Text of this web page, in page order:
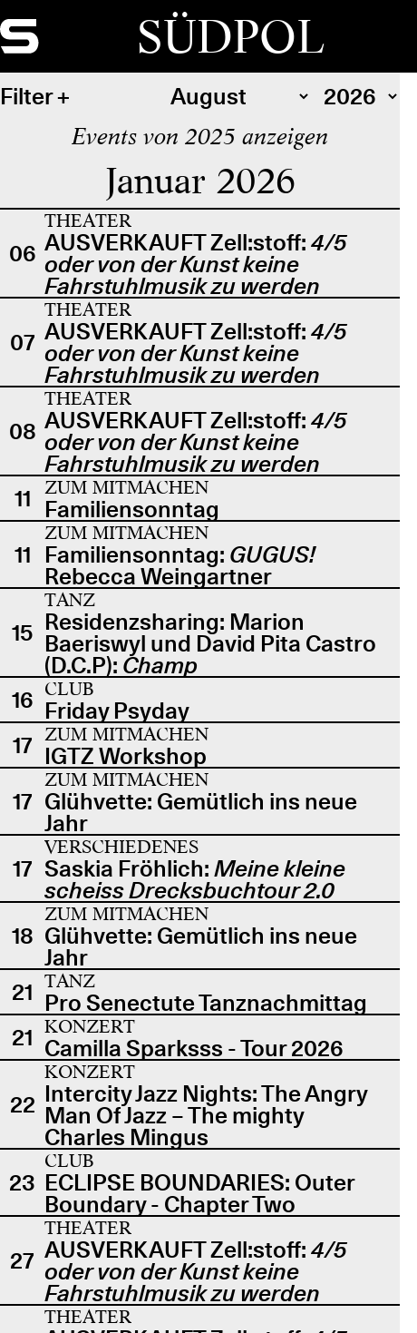
SÜDPOL
Filter
Events von 2025 anzeigen
Januar 2026
06
THEATER
AUSVERKAUFT Zell:stoff: 4/5
oder von der Kunst keine
Fahrstuhlmusik zu werden
07
THEATER
AUSVERKAUFT Zell:stoff: 4/5
oder von der Kunst keine
Fahrstuhlmusik zu werden
08
THEATER
AUSVERKAUFT Zell:stoff: 4/5
oder von der Kunst keine
Fahrstuhlmusik zu werden
11
ZUM MITMACHEN
Familiensonntag
11
ZUM MITMACHEN
Familiensonntag: GUGUS!
Rebecca Weingartner
15
TANZ
Residenzsharing: Marion
Baeriswyl und David Pita Castro
(D.C.P): Champ
16 CLUB
Friday Psyday
17 ZUM MITMACHEN
IGTZ Workshop
17
ZUM MITMACHEN
Glühvette: Gemütlich ins neue
Jahr
17
VERSCHIEDENES
Saskia Fröhlich: Meine kleine
scheiss Drecksbuchtour 2.0
18
ZUM MITMACHEN
Glühvette: Gemütlich ins neue
Jahr
21 TANZ
Pro Senectute Tanznachmittag
21 KONZERT
Camilla Sparksss - Tour 2026
22
KONZERT
Intercity Jazz Nights: The Angry
Man Of Jazz – The mighty
Charles Mingus
23
CLUB
ECLIPSE BOUNDARIES: Outer
Boundary - Chapter Two
27
THEATER
AUSVERKAUFT Zell:stoff: 4/5
oder von der Kunst keine
Fahrstuhlmusik zu werden
THEATER